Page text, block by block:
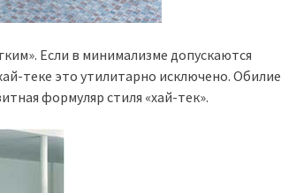
Если в минимализме допускаются
теке это утилитарно исключено. Обилие
формуляр стиля «хай-тек».